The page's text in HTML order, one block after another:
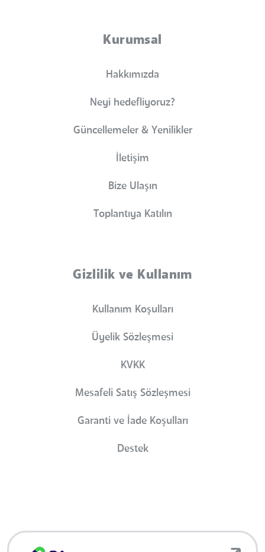
Kurumsal
Hakkımızda
Neyi hedefliyoruz?
Güncellemeler & Yenilikler
İletişim
Bize Ulaşın
Toplantıya Katılın
Gizlilik ve Kullanım
Kullanım Koşulları
Üyelik Sözleşmesi
KVKK
Mesafeli Satış Sözleşmesi
Garanti ve İade Koşulları
Destek